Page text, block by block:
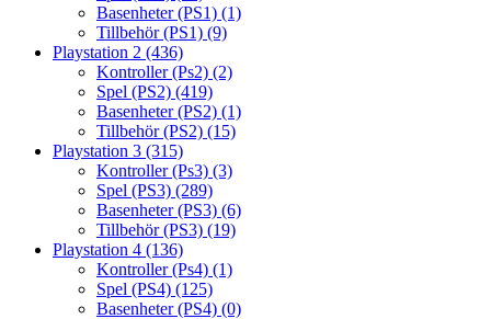
Basenheter (PS1) (1)
Tillbehör (PS1) (9)
Playstation 2 (436)
Kontroller (Ps2) (2)
Spel (PS2) (419)
Basenheter (PS2) (1)
Tillbehör (PS2) (15)
Playstation 3 (315)
Kontroller (Ps3) (3)
Spel (PS3) (289)
Basenheter (PS3) (6)
Tillbehör (PS3) (19)
Playstation 4 (136)
Kontroller (Ps4) (1)
Spel (PS4) (125)
Basenheter (PS4) (0)